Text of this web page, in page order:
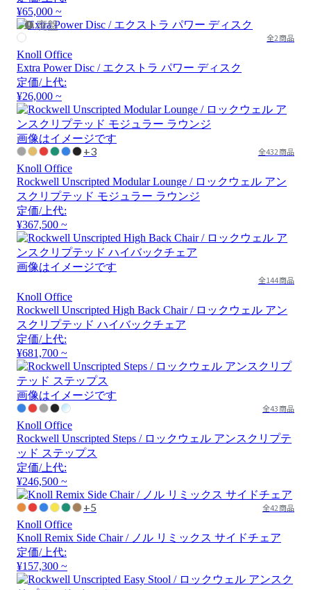
¥65,000 ~
廃盤
全2商品
Knoll Office
Extra Power Disc / エクストラ パワー ディスク
定価/上代:
¥26,000 ~
画像はイメージです
+3 全432商品
Knoll Office
Rockwell Unscripted Modular Lounge / ロックウェル アン
スクリプテッド モジュラー ラウンジ
定価/上代:
¥367,500 ~
画像はイメージです
全144商品
Knoll Office
Rockwell Unscripted High Back Chair / ロックウェル アン
スクリプテッド ハイバックチェア
定価/上代:
¥681,700 ~
画像はイメージです
全43商品
Knoll Office
Rockwell Unscripted Steps / ロックウェル アンスクリプテ
ッド ステップス
定価/上代:
¥246,500 ~
+5 全42商品
Knoll Office
Knoll Remix Side Chair / ノル リミックス サイドチェア
定価/上代:
¥157,300 ~